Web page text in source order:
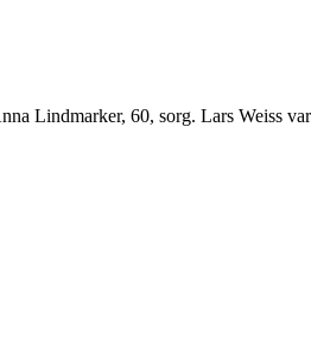
Lindmarker, 60, sorg. Lars Weiss var